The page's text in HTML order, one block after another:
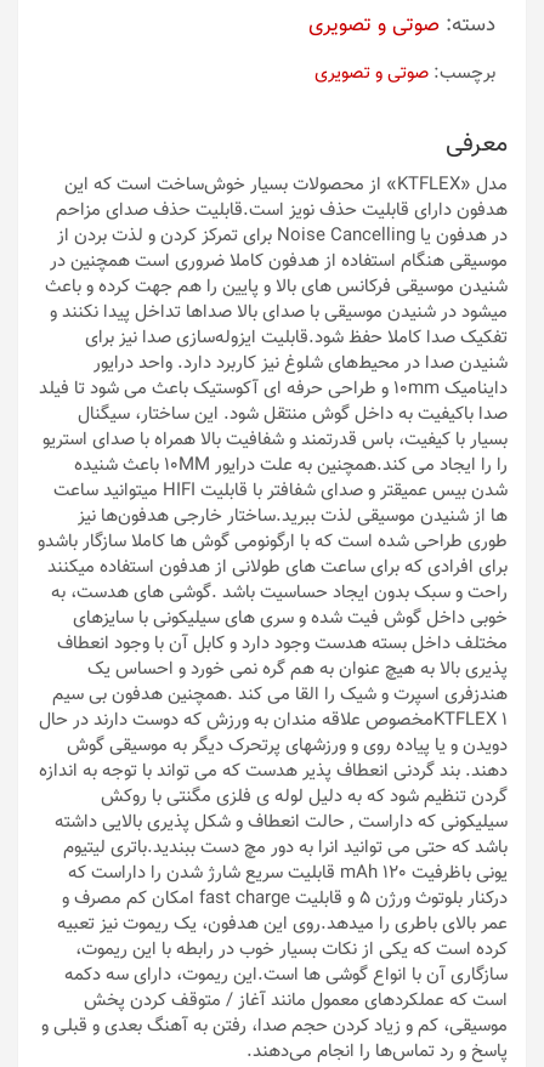
دسته: صوتی و تصویری
برچسب: صوتی و تصویری
معرفی
مدل «KTFLEX» از محصولات بسیار خوش‌ساخت است که این
هدفون دارای قابلیت حذف نویز است.قابلیت حذف صدای مزاحم
در هدفون یا Noise Cancelling برای تمرکز کردن و لذت بردن از
موسیقی هنگام استفاده از هدفون کاملا ضروری است همچنین در
شنیدن موسیقی فرکانس های بالا و پایین را هم جهت کرده و باعث
میشود در شنیدن موسیقی با صدای بالا صداها تداخل پیدا نکنند و
تفکیک صدا کاملا حفظ شود.قابلیت ایزوله‌سازی صدا نیز برای
شنیدن صدا در محیط‌های شلوغ نیز کاربرد دارد. واحد درایور
داینامیک 10mm و طراحی حرفه ای آکوستیک باعث می شود تا فیلد
صدا باکیفیت به داخل گوش منتقل شود. این ساختار، سیگنال
بسیار با کیفیت، باس قدرتمند و شفافیت بالا همراه با صدای استریو
را را ایجاد می کند.همچنین به علت درایور 10MM باعث شنیده
شدن بیس عمیقتر و صدای شفافتر با قابلیت HIFI میتوانید ساعت
ها از شنیدن موسیقی لذت ببرید.ساختار خارجی هدفون‌ها نیز
طوری طراحی شده است که با ارگونومی گوش ها کاملا سازگار باشدو
برای افرادی که برای ساعت های طولانی از هدفون استفاده میکنند
راحت و سبک بدون ایجاد حساسیت باشد .گوشی های هدست، به
خوبی داخل گوش فیت شده و سری های سیلیکونی با سایزهای
مختلف داخل بسته هدست وجود دارد و کابل آن با وجود انعطاف
پذیری بالا به هیچ عنوان به هم گره نمی خورد و احساس یک
هندزفری اسپرت و شیک را القا می کند .همچنین هدفون بی سیم
KTFLEX 1مخصوص علاقه مندان به ورزش که دوست دارند در حال
دویدن و یا پیاده روی و ورزشهای پرتحرک دیگر به موسیقی گوش
دهند. بند گردنی انعطاف پذیر هدست که می تواند با توجه به اندازه
گردن تنظیم شود که به دلیل لوله ی فلزی مگنتی با روکش
سیلیکونی که داراست , حالت انعطاف و شکل پذیری بالایی داشته
باشد که حتی می توانید انرا به دور مچ دست ببندید.باتری لیتیوم
یونی باظرفیت mAh 120 قابلیت سریع شارژ شدن را داراست که
درکنار بلوتوث ورژن 5 و قابلیت fast charge امکان کم مصرف و
عمر بالای باطری را میدهد.روی این هدفون، یک ریموت نیز تعبیه
کرده است که یکی از نکات بسیار خوب در رابطه با این ریموت،
سازگاری آن با انواع گوشی ها است.این ریموت، دارای سه دکمه
است که عملکردهای معمول مانند آغاز / متوقف کردن پخش
موسیقی، کم و زیاد کردن حجم صدا، رفتن به آهنگ بعدی و قبلی و
پاسخ و رد تماس‌ها را انجام می‌دهند.